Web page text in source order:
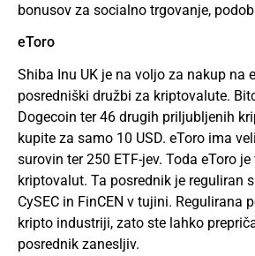
bonusov za socialno trgovanje,
eToro
Shiba Inu UK je na voljo za nakup na
posredniški družbi za kriptovalute.
Dogecoin ter 46 drugih priljubljenih
kupite za samo 10 USD. eToro ima
surovin ter 250 ETF-jev. Toda eToro
kriptovalut. Ta posrednik je reguliran
CySEC in FinCEN v tujini. Regulirana
kripto industriji, zato ste lahko
posrednik zanesljiv.